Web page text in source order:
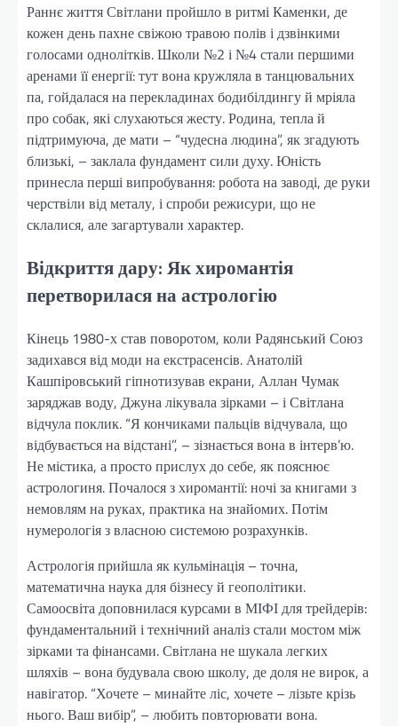
Раннє життя Світлани пройшло в ритмі Каменки, де
кожен день пахне свіжою травою полів і дзвінкими
голосами однолітків. Школи №2 і №4 стали першими
аренами її енергії: тут вона кружляла в танцювальних
па, гойдалася на перекладинах бодибілдингу й мріяла
про собак, які слухаються жесту. Родина, тепла й
підтримуюча, де мати – “чудесна людина”, як згадують
близькі, – заклала фундамент сили духу. Юність
принесла перші випробування: робота на заводі, де руки
черствіли від металу, і спроби режисури, що не
склалися, але загартували характер.
Відкриття дару: Як хиромантія
перетворилася на астрологію
Кінець 1980-х став поворотом, коли Радянський Союз
задихався від моди на екстрасенсів. Анатолій
Кашпіровський гіпнотизував екрани, Аллан Чумак
заряджав воду, Джуна лікувала зірками – і Світлана
відчула поклик. “Я кончиками пальців відчувала, що
відбувається на відстані”, – зізнається вона в інтерв’ю.
Не містика, а просто прислух до себе, як пояснює
астрологиня. Почалося з хиромантії: ночі за книгами з
немовлям на руках, практика на знайомих. Потім
нумерологія з власною системою розрахунків.
Астрологія прийшла як кульмінація – точна,
математична наука для бізнесу й геополітики.
Самоосвіта доповнилася курсами в МІФІ для трейдерів:
фундаментальний і технічний аналіз стали мостом між
зірками та фінансами. Світлана не шукала легких
шляхів – вона будувала свою школу, де доля не вирок, а
навігатор. “Хочете – минайте ліс, хочете – лізьте крізь
нього. Ваш вибір”, – любить повторювати вона.